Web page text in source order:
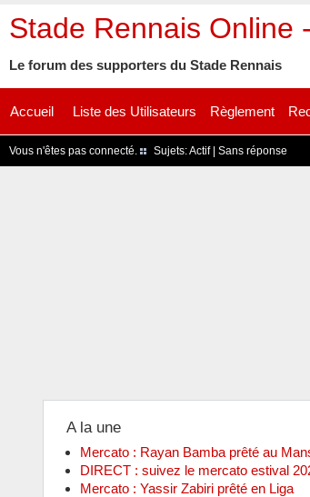
Stade Rennais Online
Le forum des supporters du Stade Rennais
Accueil Liste des Utilisateurs Règlement
Vous n'êtes pas connecté. Sujets:Actif| Sans réponse
A la une
Mercato : Rayan Bamba prêté au
DIRECT : suivez le mercato estival
Mercato : Yassir Zabiri prêté en Liga